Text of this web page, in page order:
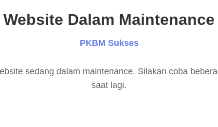
Website Dalam Maintenance
PKBM Sukses
sedang dalam maintenance. Silakan coba
saat lagi.